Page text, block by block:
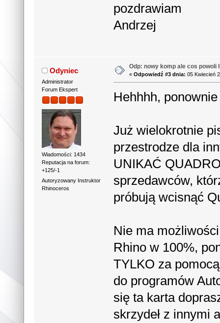
pozdrawiam
Andrzej
Odyniec
Administrator
Forum Ekspert
Wiadomości: 1434
Reputacja na forum:
+125/-1
Autoryzowany Instruktor
Rhinoceros
Odp: nowy komp ale cos powoli
«Odpowiedź #3 dnia: 05 Kwiecień
Hehhhh,
Już wielokrotnie
przestrodze dla
UNIKAĆ
sprzedawców,
próbują wcisnąć
Nie ma
Rhino w 100%,
TYLKO za
do programów
się ta karta
skrzydeł z innymi